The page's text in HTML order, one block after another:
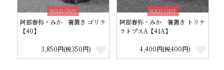
SOLD OUT
阿部春弥・みか 箸置き ゴリラ
【40】
3,850円(税350円)
SOLD OUT
阿部春弥・みか 箸置き トリケ
ラトプスA【41A】
4,400円(税400円)